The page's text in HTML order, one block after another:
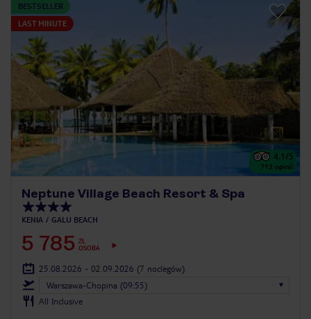
BESTSELLER
LAST MINUTE
4.1/5
712 opinii
Neptune Village Beach Resort & Spa
KENIA GALU BEACH
5 785 ZŁ
OSOBA
25.08.2026 - 02.09.2026 (7 noclegów)
Warszawa-Chopina (09:55)
All Inclusive